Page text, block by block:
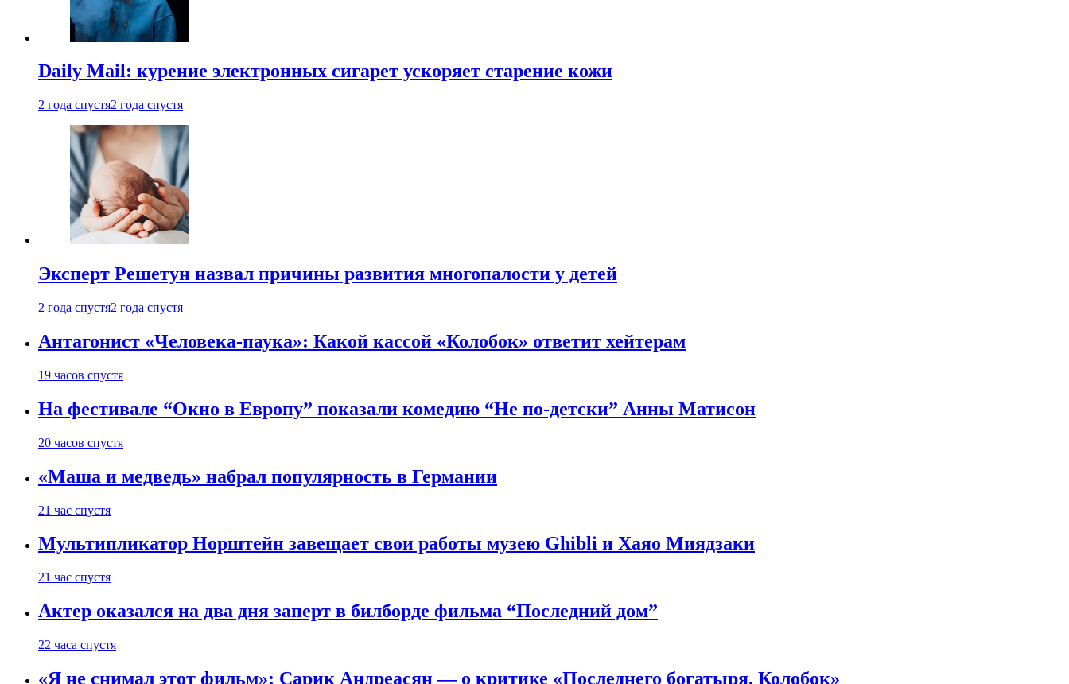
Daily Mail: курение электронных сигарет ускоряет старение кожи
2 года спустя2 года спустя
Эксперт Решетун назвал причины развития многопалости у детей
2 года спустя2 года спустя
Антагонист «Человека-паука»: Какой кассой «Колобок» ответит хейтерам
19 часов спустя
На фестивале “Окно в Европу” показали комедию “Не по-детски” Анны Матисон
20 часов спустя
«Маша и медведь» набрал популярность в Германии
21 час спустя
Мультипликатор Норштейн завещает свои работы музею Ghibli и Хаяо Миядзаки
21 час спустя
Актер оказался на два дня заперт в билборде фильма “Последний дом”
22 часа спустя
«Я не снимал этот фильм»: Сарик Андреасян — о критике «Последнего богатыря. Колобок»